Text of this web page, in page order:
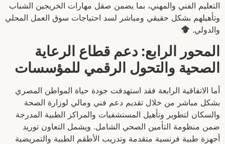
التعليم الفني والمهني، بما يضمن صقل مهارات الخريجين الشباب
وتأهيلهم بشكل حقيقي ومباشر لسد احتياجات سوق العمل المحلي
والدولي.
المحور الرابع: دعم قطاع الرعاية
الصحية والتحول الرقمي للمؤسسات
أما الاتفاقية الرابعة فقد استهدفت جودة حياة المواطن المصري
بشكل مباشر من خلال تقديم دعم فني ومالي لوزارة الصحة
والسكان لتطوير وتأهيل المستشفيات والمراكز الطبية المدرجة
ضمن منظومة التأمين الصحي الشامل. ويشمل التعاون توريد
أجهزة طبية فرنسية متقدمة وتدريب الأطقم الطبية والتمريضية